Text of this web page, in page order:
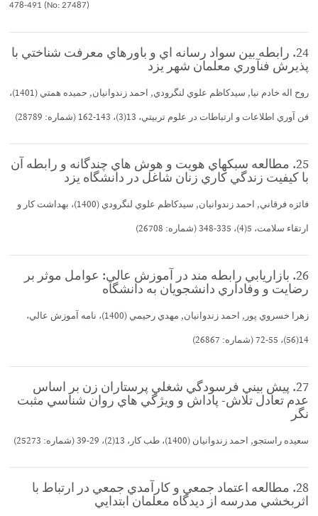
478-491 (No: 27487)
24. رابطه بين سواد رسانه اي و باورهاي معرفت شناختي با
پذيرش فنآوري معلمان شهر يزد
روح اله خادم نيا, سيدكاظم علوي لنگرودي, احمد زندوانيان, حميده همتي (1401)،
فن آوري اطلاعات و ارتباطات در علوم تربيتي، 13(3)، 143-162 (شماره: 28789)
25. مطالعه سبكهاي هويت و هوش هاي چندگانه و رابطه آن
با كيفيت زندگي كاري زنان شاغل در دانشگاه يزد
فائزه فرقاني, احمد زندوانيان, سيدكاظم علوي لنگرودي (1400)، بهداشت كار و
ارتقاء سلامت، 5(4)، 335-348 (شماره: 26708)
26. بازاريابي رابطه مند در آموزش عالي: عوامل موثر بر
رضايت و وفاداري دانشجويان به دانشگاه
زهرا خسروي پور, احمد زندوانيان, مهدي رحيمي (1400)، نامه آموزش عالي،
14(56)، 55-72 (شماره: 26867)
27. پيش بيني فرسودگي شغلي پرستاران زن بر اساس
عدم تعادل تلاش- پاداش و ويژگي هاي روان شناسي مثبت
نگر
سعيده راستجو, احمد زندوانيان (1400)، طب كار، 13(2)، 29-39 (شماره: 25273)
28. مطالعه اعتماد جمعي و كارآمدي جمعي در ارتباط با
اثربخشي مدرسه از ديدگاه معلمان ابتدايي